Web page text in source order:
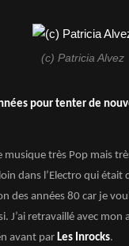
(c) Patricia Alvez
pour tenter de
très Pop mais
dans l’Electro qui
des années 80 car je
J’ai retravaillé avec mon
avant par Les Inrocks.